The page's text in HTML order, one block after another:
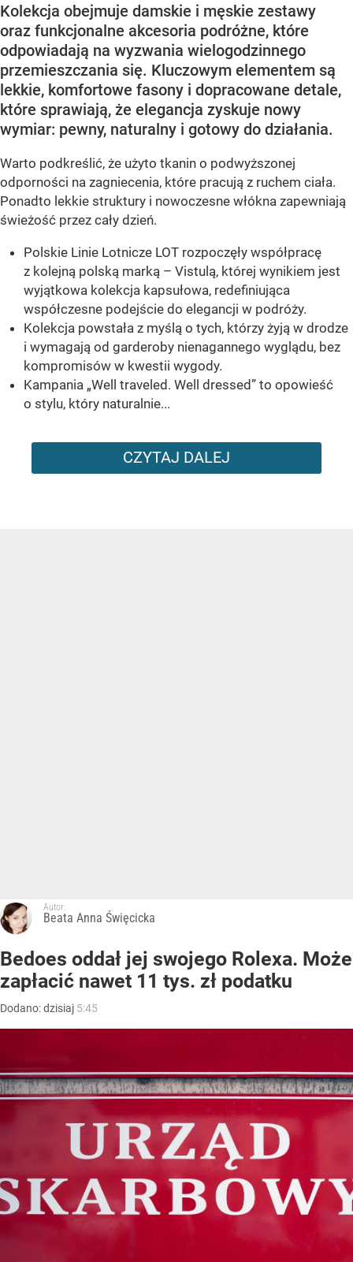
Kolekcja obejmuje damskie i męskie zestawy
oraz funkcjonalne akcesoria podróżne, które
odpowiadają na wyzwania wielogodzinnego
przemieszczania się. Kluczowym elementem są
lekkie, komfortowe fasony i dopracowane detale,
które sprawiają, że elegancja zyskuje nowy
wymiar: pewny, naturalny i gotowy do działania.
Warto podkreślić, że użyto tkanin o podwyższonej
odporności na zagniecenia, które pracują z ruchem ciała.
Ponadto lekkie struktury i nowoczesne włókna zapewniają
świeżość przez cały dzień.
Polskie Linie Lotnicze LOT rozpoczęły współpracę
z kolejną polską marką – Vistulą, której wynikiem jest
wyjątkowa kolekcja kapsułowa, redefiniująca
współczesne podejście do elegancji w podróży.
Kolekcja powstała z myślą o tych, którzy żyją w drodze
i wymagają od garderoby nienagannego wyglądu, bez
kompromisów w kwestii wygody.
Kampania „Well traveled. Well dressed” to opowieść
o stylu, który naturalnie...
CZYTAJ DALEJ
Autor:
Beata Anna Święcicka
Bedoes oddał jej swojego Rolexa. Może
zapłacić nawet 11 tys. zł podatku
Dodano:dzisiaj 5:45